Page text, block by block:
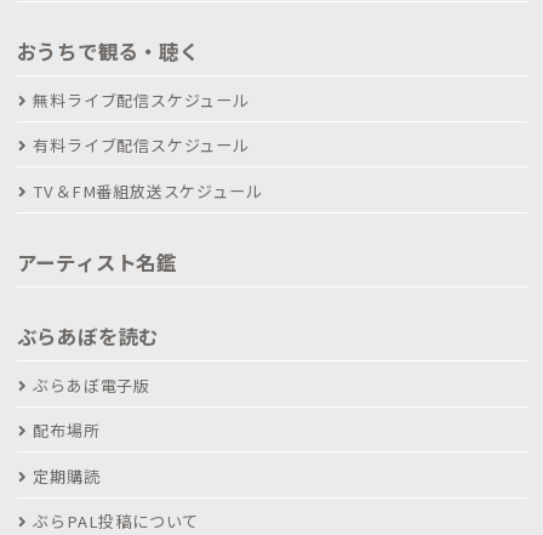
おうちで観る・聴く
無料ライブ配信スケジュール
有料ライブ配信スケジュール
TV＆FM番組放送スケジュール
アーティスト名鑑
ぶらあぼを読む
ぶらあぼ電子版
配布場所
定期購読
ぶらPAL投稿について